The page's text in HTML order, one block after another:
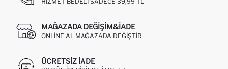
MAĞAZADA DEĞIŞIM&İADE
ONLINE AL MAĞAZADA DEĞIŞTIR
ÜCRETSIZ IADE